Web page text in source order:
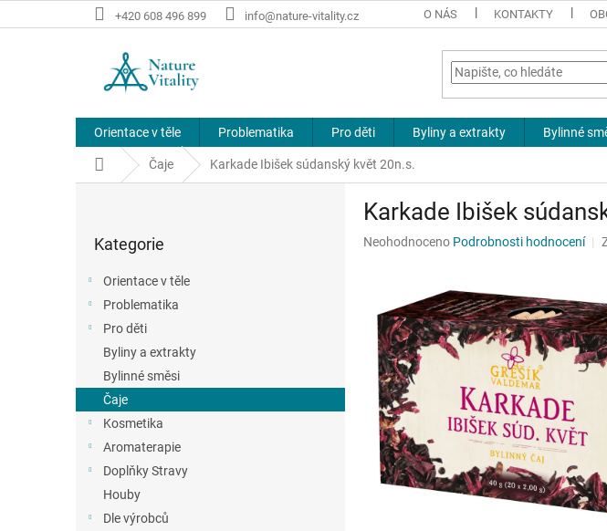
na
+420 608 496 899 info@nature-vitality.cz O NÁS KONTAKTY
Orientace v těle Problematika Pro děti Byliny a extrakty Bylinné
Domů Čaje Karkade Ibišek súdanský květ 20n.s.
a
n
kategorie
Kategorie
Orientace v těle
Problematika
Pro děti
Byliny a extrakty
Bylinné směsi
Čaje
Kosmetika
Aromaterapie
Doplňky Stravy
Houby
Dle výrobců
Karkade Ibišek
Průměrné
0,0
hvězdiček.
Neohodnoceno Podrobnosti hodnocení